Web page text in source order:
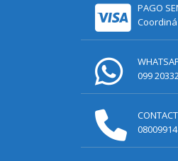
PAGO
099
08009914